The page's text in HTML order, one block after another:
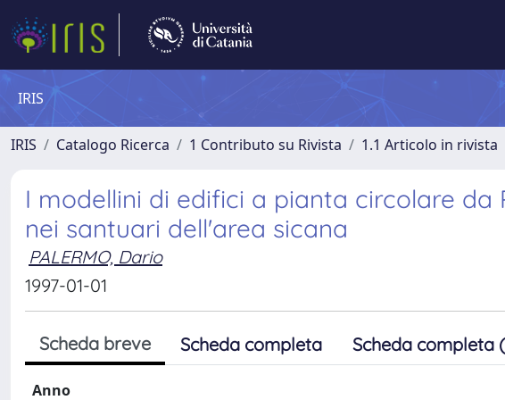
IRIS
IRIS Catalogo Ricerca 1 Contributo su Rivista 1.1 Articolo in rivista
I modellini di edifici a pianta circolare da
nei santuari dell'area sicana
PALERMO, Dario
1997-01-01
Scheda breve Scheda completa Scheda completa
Anno